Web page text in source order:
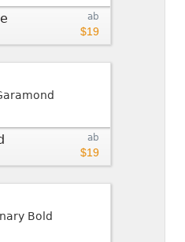
ab
$19
ab
$19